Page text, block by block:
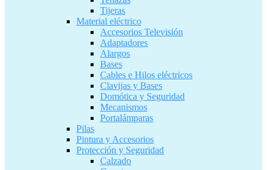
Tijeras
Material eléctrico
Accesorios Televisión
Adaptadores
Alargos
Bases
Cables e Hilos eléctricos
Clavijas y Bases
Domótica y Seguridad
Mecanismos
Portalámparas
Pilas
Pintura y Accesorios
Protección y Seguridad
Calzado